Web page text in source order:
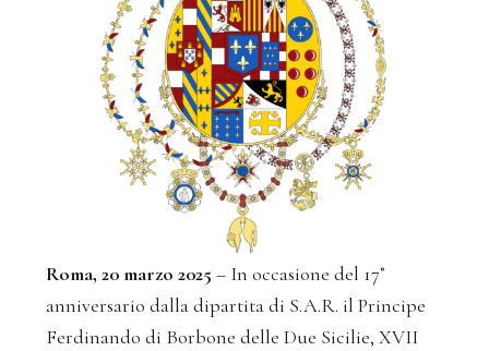
Roma, 20 marzo 2025 – In occasione del 17˚
anniversario dalla dipartita di S.A.R. il Principe
Ferdinando di Borbone delle Due Sicilie, XVII